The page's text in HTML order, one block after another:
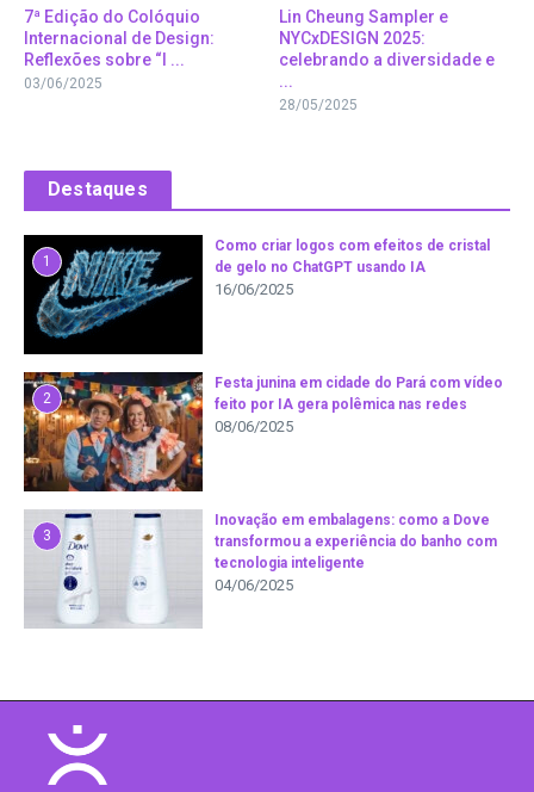
7ª Edição do Colóquio
Internacional de Design:
Reflexões sobre “I ...
03/06/2025
Lin Cheung Sampler e
NYCxDESIGN 2025:
celebrando a diversidade e
...
28/05/2025
Destaques
1
Como criar logos com efeitos de cristal
de gelo no ChatGPT usando IA
16/06/2025
2
Festa junina em cidade do Pará com vídeo
feito por IA gera polêmica nas redes
08/06/2025
3
Inovação em embalagens: como a Dove
transformou a experiência do banho com
tecnologia inteligente
04/06/2025